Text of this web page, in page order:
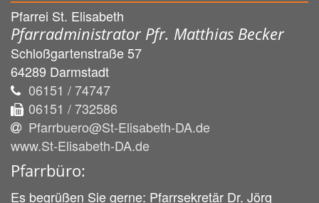
Pfarrei St. Elisabeth
Pfarradministrator Pfr. Matthias Becker
Schloßgartenstraße 57
64289 Darmstadt
06151 / 74747
06151 / 732586
Pfarrbuero@St-Elisabeth-DA.de
www.St-Elisabeth-DA.de
Pfarrbüro:
Es begrüßen Sie gerne: Pfarrsekretär Dr. Jörg